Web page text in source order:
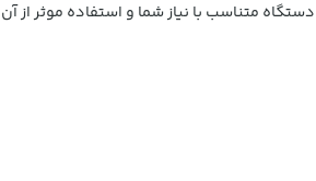
دستگاه متناسب با نیاز شما و استفاده موثر